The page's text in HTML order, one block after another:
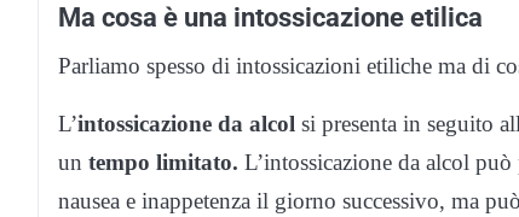
Ma cosa è una intossicazione etilica
Parliamo spesso di intossicazioni etiliche ma di
L’intossicazione da alcol si presenta in seguito
un tempo limitato. L’intossicazione da alcol
nausea e inappetenza il giorno successivo, ma